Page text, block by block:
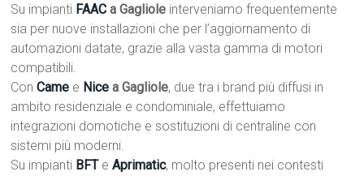
Su impianti FAAC a Gagliole interveniamo frequentemente
sia per nuove installazioni che per l’aggiornamento di
automazioni datate, grazie alla vasta gamma di motori
compatibili.
ConCame e Nice a Gagliole, due tra i brand più diffusi in
ambito residenziale e condominiale, effettuiamo
integrazioni domotiche e sostituzioni di centraline con
sistemi più moderni.
Su impianti BFT eAprimatic, molto presenti nei contesti